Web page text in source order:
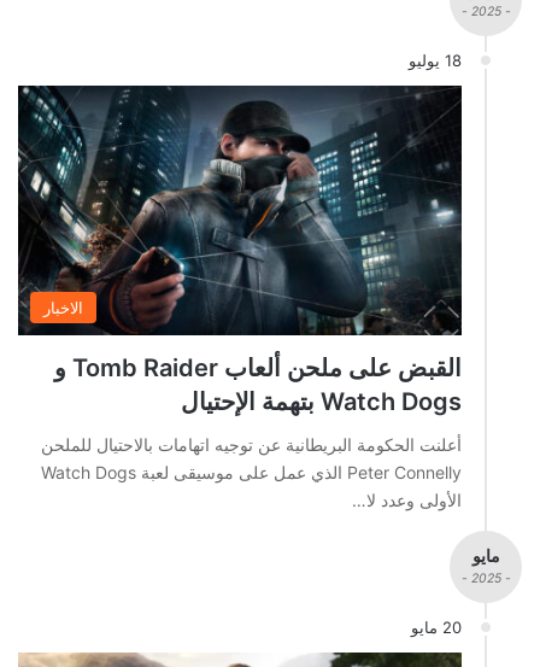
- 2025 -
18 يوليو
الاخبار
القبض على ملحن ألعاب Tomb Raider و
Watch Dogs بتهمة الإحتيال
أعلنت الحكومة البريطانية عن توجيه اتهامات بالاحتيال للملحن
Peter Connelly الذي عمل على موسيقى لعبة Watch Dogs
الأولى وعدد لا…
مايو
- 2025 -
20 مايو